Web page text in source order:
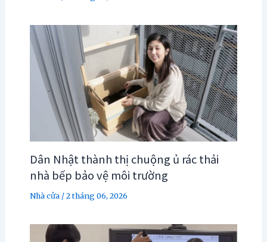
Dân Nhật thành thị chuộng ủ rác thải
nhà bếp bảo vệ môi trường
Nhà cửa/2 tháng 06, 2026